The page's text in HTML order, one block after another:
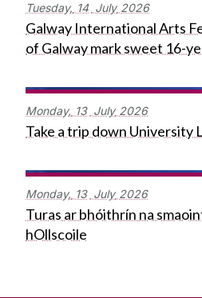
Tuesday, 14 July 2026
Galway International Arts
of Galway mark sweet 16-
Monday, 13 July 2026
Take a trip down University
Monday, 13 July 2026
Turas ar bhóithrín na
hOllscoile